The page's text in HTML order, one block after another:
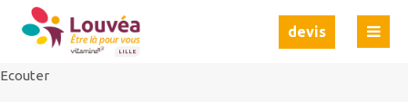
Ecouter
Ecouter
Ecouter
devis